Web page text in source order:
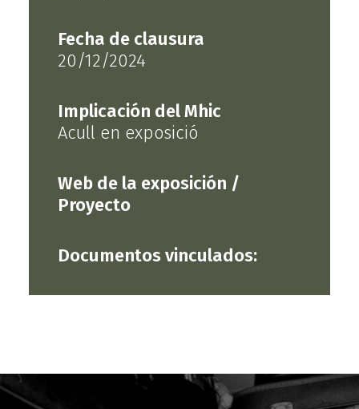
Fecha de clausura
20/12/2024
Implicación del Mhic
Acull en exposició
Web de la exposición /
Proyecto
Documentos vinculados: